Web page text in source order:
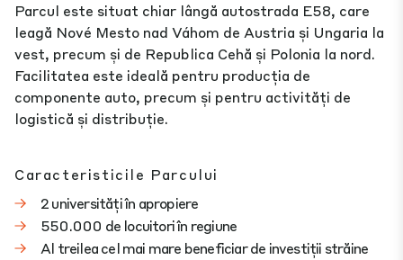
Parcul este situat chiar lângă autostrada E58, care
leagă Nové Mesto nad Váhom de Austria și Ungaria la
vest, precum și de Republica Cehă și Polonia la nord.
Facilitatea este ideală pentru producția de
componente auto, precum și pentru activități de
logistică și distribuție.
Caracteristicile Parcului
2 universități în apropiere
550.000 de locuitori în regiune
Al treilea cel mai mare beneficiar de investiții străine